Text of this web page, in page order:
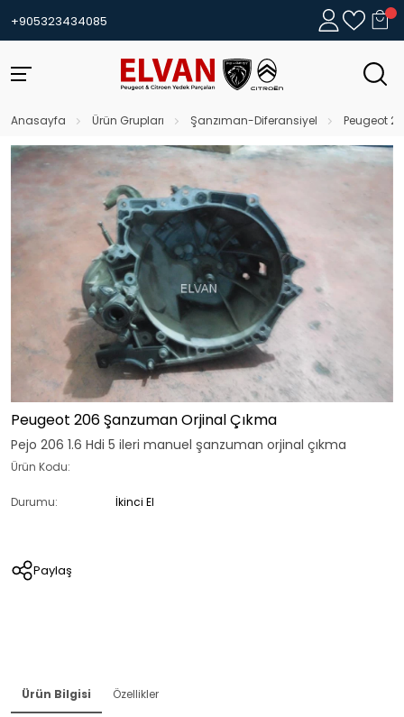
+905323434085
Anasayfa Ürün Grupları Şanzıman-Diferansiyel Peugeot
Peugeot 206 Şanzuman Orjinal Çıkma
Pejo 206 1.6 Hdi 5 ileri manuel şanzuman orjinal çıkma
Ürün Kodu:
Durumu: İkinci El
Paylaş
Ürün Bilgisi Özellikler